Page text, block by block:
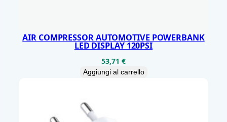
4
AIR COMPRESSOR AUTOMOTIVE POWERBANK
LED DISPLAY 120PSI
53,71 €
Aggiungi al carrello